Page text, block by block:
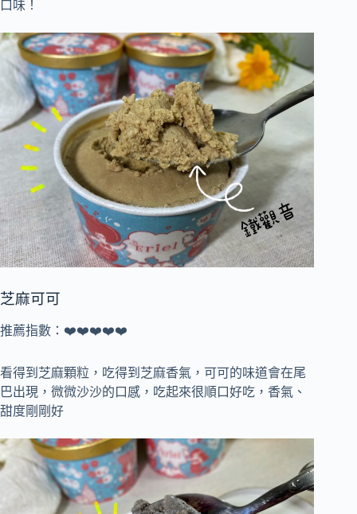
口味！
芝麻可可
推薦指數：❤️❤️❤️❤️❤️
看得到芝麻顆粒，吃得到芝麻香氣，可可的味道會在尾
巴出現，微微沙沙的口感，吃起來很順口好吃，香氣、
甜度剛剛好